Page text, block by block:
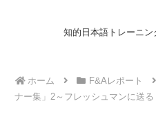
知的日本語トレーニ
ホーム F&Aレポート
ナー集」2～フレッシュマンに送る